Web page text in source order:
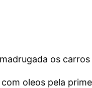
os
oleos pela